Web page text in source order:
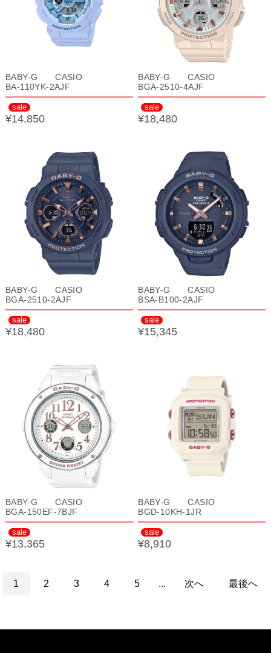
BABY-G CASIO
BA-110YK-2AJF
sale
¥14,850
BABY-G CASIO
BGA-2510-4AJF
sale
¥18,480
BABY-G CASIO
BGA-2510-2AJF
sale
¥18,480
BABY-G CASIO
BSA-B100-2AJF
sale
¥15,345
BABY-G CASIO
BGA-150EF-7BJF
sale
¥13,365
BABY-G CASIO
BGD-10KH-1JR
sale
¥8,910
1 2 3 4 5 ... 次へ 最後へ